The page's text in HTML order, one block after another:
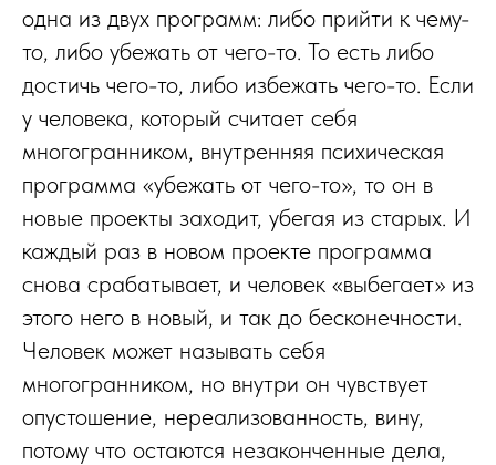
одна из двух программ: либо прийти к чему-
то, либо убежать от чего-то. То есть либо
достичь чего-то, либо избежать чего-то. Если
у человека, который считает себя
многогранником, внутренняя психическая
программа «убежать от чего-то», то он в
новые проекты заходит, убегая из старых. И
каждый раз в новом проекте программа
снова срабатывает, и человек «выбегает» из
этого него в новый, и так до бесконечности.
Человек может называть себя
многогранником, но внутри он чувствует
опустошение, нереализованность, вину,
потому что остаются незаконченные дела,